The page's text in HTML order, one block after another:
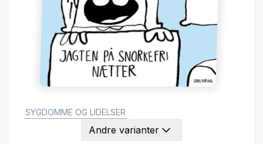
SYGDOMME OG LIDELSER
Andre varianter